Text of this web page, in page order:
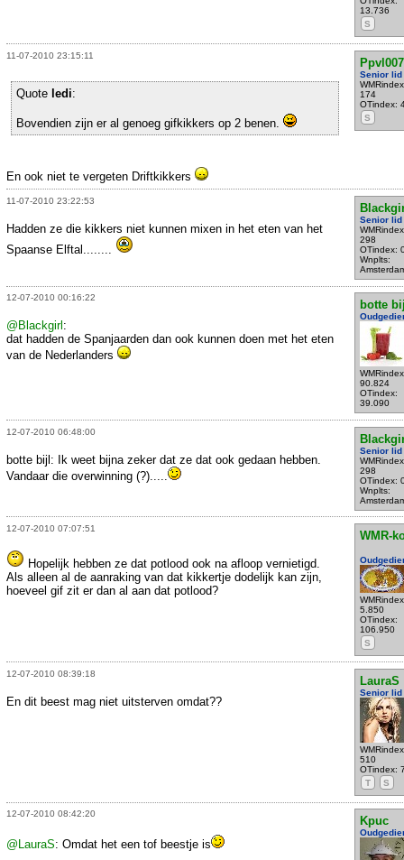
13.736
S
11-07-2010 23:15:11
Ppvl007
Senior lid
174
OTindex:
S
Quote ledi:
Bovendien zijn er al genoeg gifkikkers op 2 benen.
En ook niet te vergeten Driftkikkers
11-07-2010 23:22:53
Senior lid
298
OTindex:
Wnplts:
Hadden ze die kikkers niet kunnen mixen in het eten van het
Spaanse Elftal........
12-07-2010 00:16:22
botte
90.824
OTindex:
39.090
@Blackgirl :
dat hadden de Spanjaarden dan ook kunnen doen met het eten
van de Nederlanders
12-07-2010 06:48:00
Senior lid
298
OTindex:
Wnplts:
botte bijl: Ik weet bijna zeker dat ze dat ook gedaan hebben.
Vandaar die overwinning (?).....
12-07-2010 07:07:51
WMR-
5.850
OTindex:
106.950
S
Hopelijk hebben ze dat potlood ook na afloop vernietigd.
Als alleen al de aanraking van dat kikkertje dodelijk kan zijn,
hoeveel gif zit er dan al aan dat potlood?
12-07-2010 08:39:18
LauraS
Senior lid
510
OTindex:
T
S
En dit beest mag niet uitsterven omdat??
12-07-2010 08:42:20
Kpuc
@LauraS: Omdat het een tof beestje is